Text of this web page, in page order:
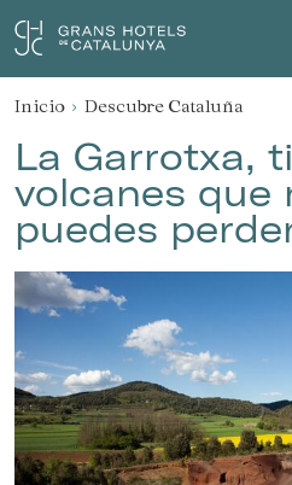
Nuestros Hoteles
Bodas
Mi reserva
Iniciar sesión
Inicio Descubre Cataluña
La Garrotxa,
volcanes que
puedes